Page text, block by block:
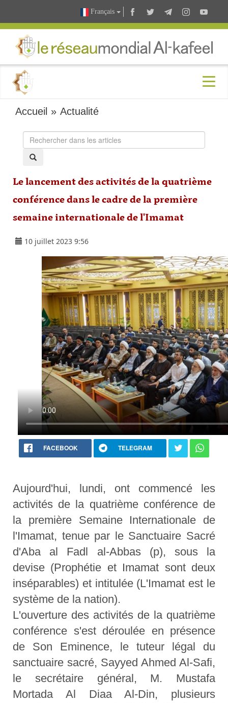
Français
Accueil »Actualité
Le lancement des activités de la quatrième
conférence dans le cadre de la première
semaine internationale de l'Imamat
10 juillet 2023 9:56
FACEBOOK TELEGRAM
Aujourd'hui, lundi, ont commencé les
activités de la quatrième conférence de
la première Semaine Internationale de
l'Imamat, tenue par le Sanctuaire Sacré
d'Aba al Fadl al-Abbas (p), sous la
devise (Prophétie et Imamat sont deux
inséparables) et intitulée (L'Imamat est le
système de la nation).
L'ouverture des activités de la quatrième
conférence s'est déroulée en présence
de Son Eminence, le tuteur légal du
sanctuaire sacré, Sayyed Ahmed Al-Safi,
le secrétaire général, M. Mustafa
Mortada Al Diaa Al-Din, plusieurs